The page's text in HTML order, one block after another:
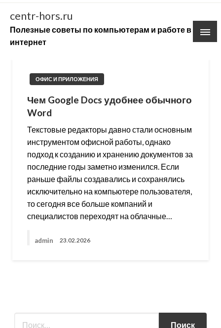
Skip
content
centr-hors.ru
Полезные советы по компьютерам и работе в
интернет
ОФИС И ПРИЛОЖЕНИЯ
Чем Google Docs удобнее обычного
Word
Текстовые редакторы давно стали основным
инструментом офисной работы, однако
подход к созданию и хранению документов за
последние годы заметно изменился. Если
раньше файлы создавались и сохранялись
исключительно на компьютере пользователя,
то сегодня все больше компаний и
специалистов переходят на облачные…
admin 23.02.2026